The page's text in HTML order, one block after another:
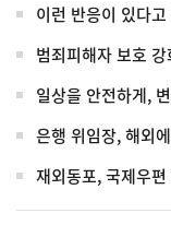
이런 반응이 있다
범죄피해자 보호 강
일상을 안전하게,
은행 위임장, 해외
재외동포, 국제우